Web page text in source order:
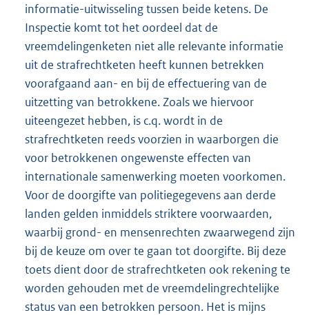
informatie-uitwisseling tussen beide ketens. De
Inspectie komt tot het oordeel dat de
vreemdelingenketen niet alle relevante informatie
uit de strafrechtketen heeft kunnen betrekken
voorafgaand aan- en bij de effectuering van de
uitzetting van betrokkene. Zoals we hiervoor
uiteengezet hebben, is c.q. wordt in de
strafrechtketen reeds voorzien in waarborgen die
voor betrokkenen ongewenste effecten van
internationale samenwerking moeten voorkomen.
Voor de doorgifte van politiegegevens aan derde
landen gelden inmiddels striktere voorwaarden,
waarbij grond- en mensenrechten zwaarwegend zijn
bij de keuze om over te gaan tot doorgifte. Bij deze
toets dient door de strafrechtketen ook rekening te
worden gehouden met de vreemdelingrechtelijke
status van een betrokken persoon. Het is mijns